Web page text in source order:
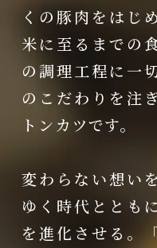
くの豚肉をはじ
米に至るまでの
の調理工程に一
のこだわりを注
トンカツです。
変わらない想い
ゆく時代ととも
を進化させる。